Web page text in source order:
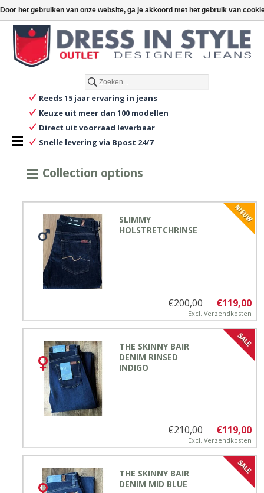
€0,00
€
Reeds 15 jaar ervaring in jeans
Keuze uit meer dan 100 modellen
Direct uit voorraad leverbaar
Snelle levering via Bpost 24/7
Collection options
SLIMMY
HOLSTRETCHRINSE
€119,00
€200,00
Excl. Verzendkosten
THE SKINNY BAIR
DENIM RINSED
INDIGO
€119,00
€210,00
Excl. Verzendkosten
THE SKINNY BAIR
DENIM MID BLUE
Door het gebruiken van onze website, ga je akkoord met het gebruik van